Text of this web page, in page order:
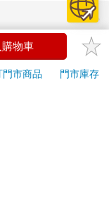
時掌握出貨動
購物車
門市商品
門市庫存